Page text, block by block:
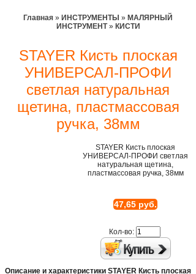
Главная » ИНСТРУМЕНТЫ » МАЛЯРНЫЙ
ИНСТРУМЕНТ» КИСТИ
STAYER Кисть плоская
УНИВЕРСАЛ-ПРОФИ
светлая натуральная
щетина, пластмассовая
ручка, 38мм
STAYER Кисть плоская
УНИВЕРСАЛ-ПРОФИ светлая
натуральная щетина,
пластмассовая ручка, 38мм
47,65 руб.
Кол-во:
Описание и характеристики STAYER Кисть плоская